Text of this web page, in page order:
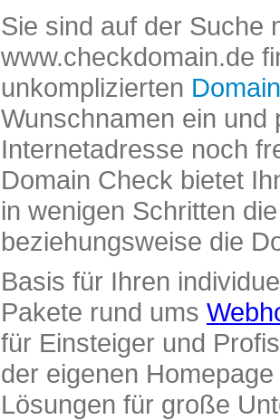
Sie sind auf der Suche
www.checkdomain.de
unkomplizierten
Wunschnamen ein und
Internetadresse noch
Domain Check bietet
in wenigen Schritten
beziehungsweise die
Basis für Ihren
Pakete rund ums
für Einsteiger und
der eigenen
Lösungen für große